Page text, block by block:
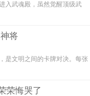
入武魂殿，虽然觉醒顶级武
将
是文明之间的卡牌对决。每张
荣悔哭了